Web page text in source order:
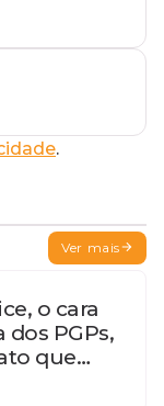
.
Ver mais
o cara
PGPs,
que